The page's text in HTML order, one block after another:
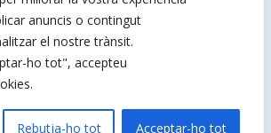
anuncis o contingut
el nostre trànsit.
ho tot", accepteu
Rebutja-ho tot Acceptar-ho tot
per La Natural Coopmunicació
Política de Privacitat